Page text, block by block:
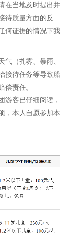
在当地及时提出并
待质量方面的反
何证据的情况下我
气（扎雾、暴雨、
接待任务等导致船
偿责任。
游客已仔细阅读，
，本人自愿参加本